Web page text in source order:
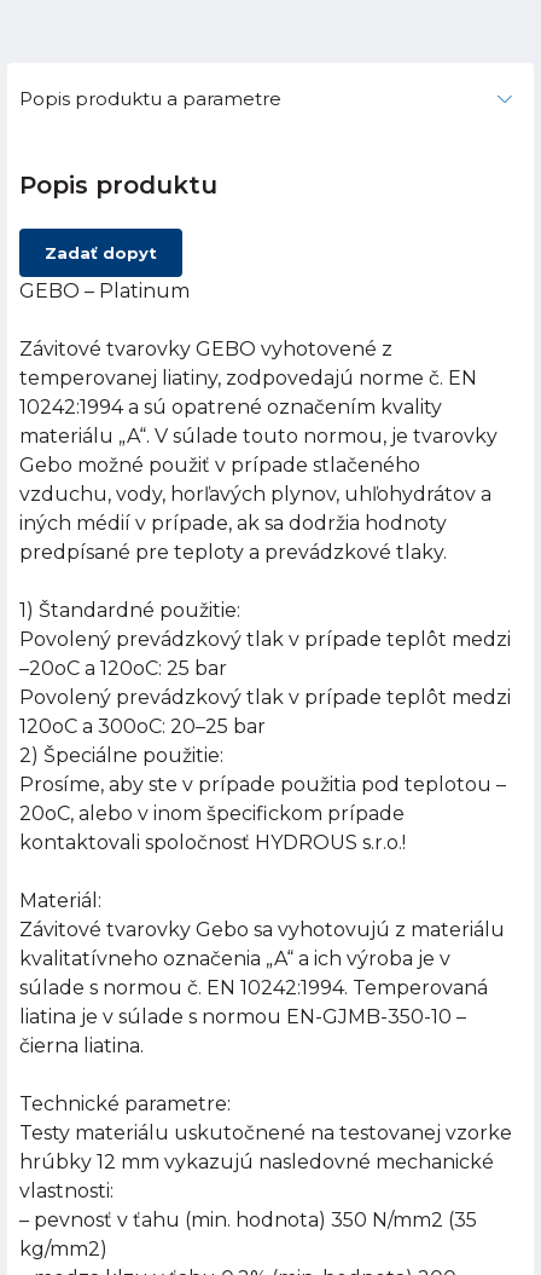
Popis produktu a parametre
Popis produktu
Zadať dopyt
GEBO – Platinum
Závitové tvarovky GEBO vyhotovené z
temperovanej liatiny, zodpovedajú norme č. EN
10242:1994 a sú opatrené označením kvality
materiálu „A“. V súlade touto normou, je tvarovky
Gebo možné použiť v prípade stlačeného
vzduchu, vody, horľavých plynov, uhľohydrátov a
iných médií v prípade, ak sa dodržia hodnoty
predpísané pre teploty a prevádzkové tlaky.
1) Štandardné použitie:
Povolený prevádzkový tlak v prípade teplôt medzi
–20oC a 120oC: 25 bar
Povolený prevádzkový tlak v prípade teplôt medzi
120oC a 300oC: 20–25 bar
2) Špeciálne použitie:
Prosíme, aby ste v prípade použitia pod teplotou –
20oC, alebo v inom špecifickom prípade
kontaktovali spoločnosť HYDROUS s.r.o.!
Materiál:
Závitové tvarovky Gebo sa vyhotovujú z materiálu
kvalitatívneho označenia „A“ a ich výroba je v
súlade s normou č. EN 10242:1994. Temperovaná
liatina je v súlade s normou EN-GJMB-350-10 –
čierna liatina.
Technické parametre:
Testy materiálu uskutočnené na testovanej vzorke
hrúbky 12 mm vykazujú nasledovné mechanické
vlastnosti:
– pevnosť v ťahu (min. hodnota) 350 N/mm2 (35
kg/mm2)